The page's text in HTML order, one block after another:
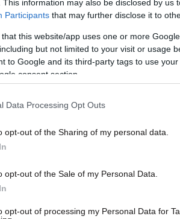
This information may also be disclosed by us
Participants that may further disclose it to
that this website/app uses one or more
but not limited to your visit or usage
to Google and its third-party tags to use
consent section.
Data Processing Opt Outs
opt-out of the Sharing of my personal data.
opt-out of the Sale of my Personal Data.
opt-out of processing my Personal Data for
πρωταθλήματα της Γερμανίας,
της Ισπανίας, της Γαλλίας,
της Ρωσίας, της